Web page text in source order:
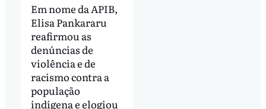
Em nome da APIB,
Elisa Pankararu
reafirmou as
denúncias de
violência e de
racismo contra a
população
indígena e elogiou